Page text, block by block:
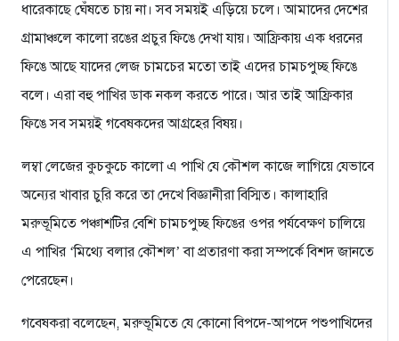
ধারেকাছে ঘেঁষতে চায় না। সব সময়ই এড়িয়ে চলে। আমাদের দেশের
গ্রামাঞ্চলে কালো রঙের প্রচুর ফিঙে দেখা যায়। আফ্রিকায় এক ধরনের
ফিঙে আছে যাদের লেজ চামচের মতো তাই এদের চামচপুচ্ছ ফিঙে
বলে। এরা বহু পাখির ডাক নকল করতে পারে। আর তাই আফ্রিকার
ফিঙে সব সময়ই গবেষকদের আগ্রহের বিষয়।
লম্বা লেজের কুচকুচে কালো এ পাখি যে কৌশল কাজে লাগিয়ে যেভাবে
অন্যের খাবার চুরি করে তা দেখে বিজ্ঞানীরা বিস্মিত। কালাহারি
মরুভূমিতে পঞ্চাশটির বেশি চামচপুচ্ছ ফিঙের ওপর পর্যবেক্ষণ চালিয়ে
এ পাখির ‘মিথ্যে বলার কৌশল’ বা প্রতারণা করা সম্পর্কে বিশদ জানতে
পেরেছেন।
গবেষকরা বলেছেন, মরুভূমিতে যে কোনো বিপদে-আপদে পশুপাখিদের